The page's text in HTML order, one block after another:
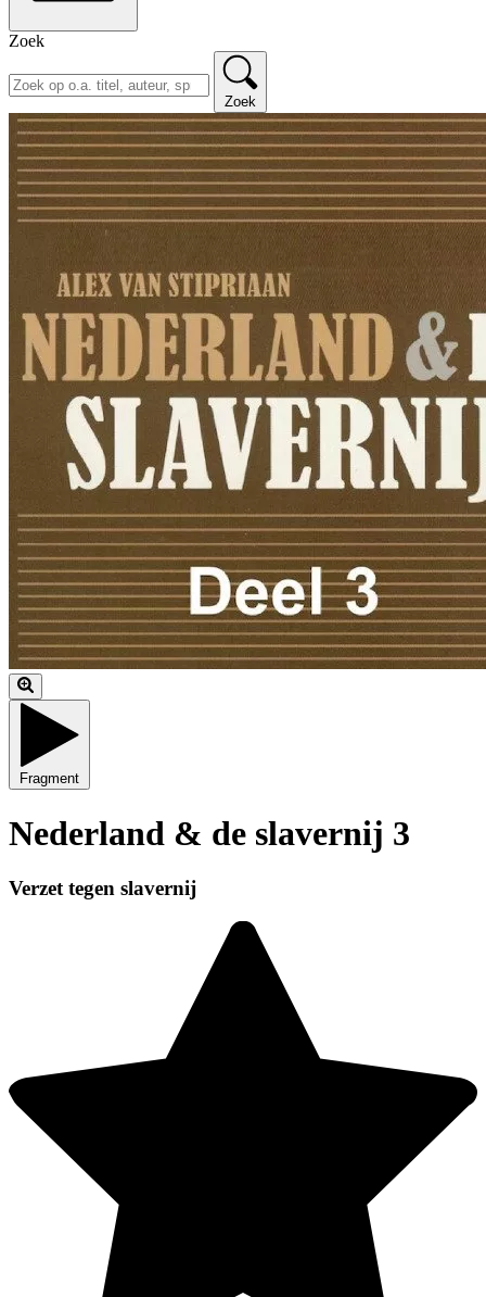
Zoek
Zoek
Fragment
Nederland & de slavernij 3
Verzet tegen slavernij